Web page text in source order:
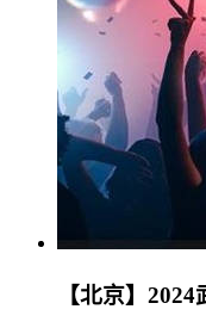
【北京】